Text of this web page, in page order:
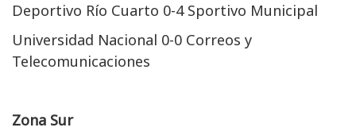
Deportivo Río Cuarto 0-4 Sportivo Municipal
Universidad Nacional 0-0 Correos y
Telecomunicaciones
Zona Sur